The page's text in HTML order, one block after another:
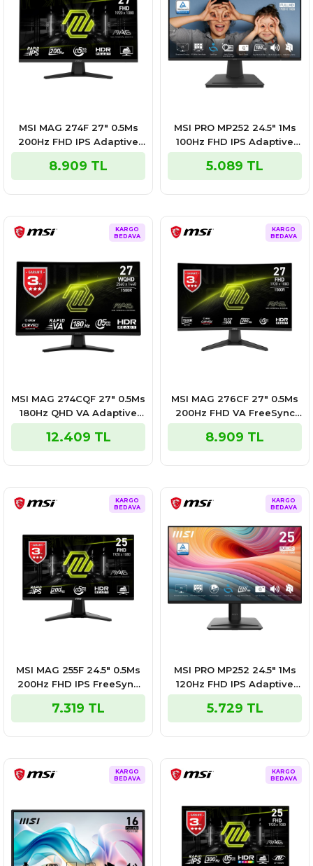
MSI MAG 274F 27″ 0.5Ms
200Hz FHD IPS Adaptive
Sync Gaming Monitör
8.909 TL
MSI PRO MP252 24.5″ 1Ms
100Hz FHD IPS Adaptive
Sync Monitör
5.089 TL
MSI MAG 274CQF 27″ 0.5Ms
180Hz QHD VA Adaptive
Sync Curved Gaming
Monitör
12.409 TL
KARGO
BEDAVA
MSI MAG 276CF 27″ 0.5Ms
200Hz FHD VA FreeSync
Premium Curved Gaming
Monitör
8.909 TL
KARGO
BEDAVA
MSI MAG 255F 24.5″ 0.5Ms
200Hz FHD IPS FreeSync
Premium Gaming Monitör
7.319 TL
KARGO
BEDAVA
MSI PRO MP252 24.5″ 1Ms
120Hz FHD IPS Adaptive
Sync Monitör
5.729 TL
KARGO
BEDAVA
KARGO
BEDAVA
KARGO
BEDAVA